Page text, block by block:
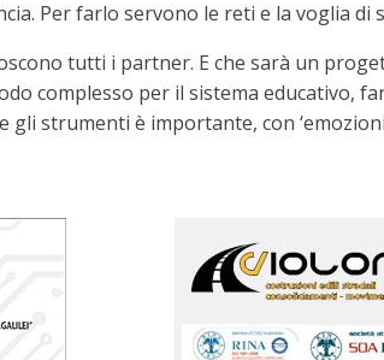
Per farlo servono le reti e la voglia di
tutti i partner. E che sarà un
complesso per il sistema educativo,
strumenti è importante, con